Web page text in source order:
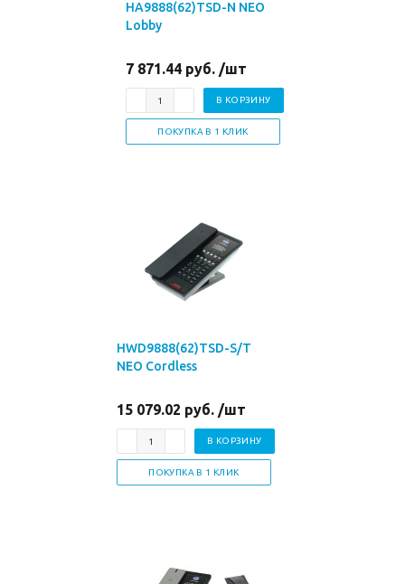
HA9888(62)TSD-N NEO
Lobby
7 871.44 руб. /шт
В КОРЗИНУ
ПОКУПКА В 1 КЛИК
HWD9888(62)TSD-S/T
NEO Cordless
15 079.02 руб. /шт
В КОРЗИНУ
ПОКУПКА В 1 КЛИК